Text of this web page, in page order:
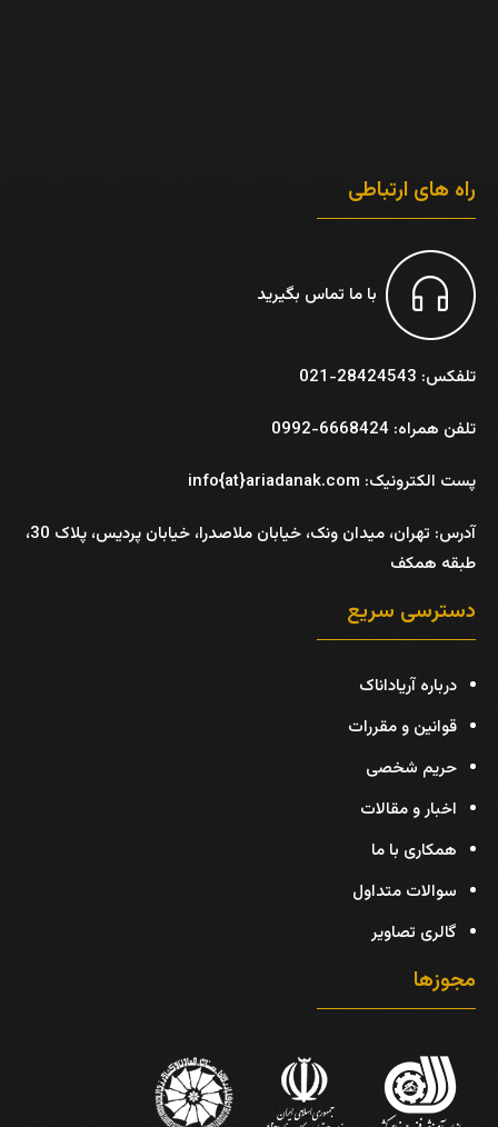
راه های ارتباطی
با ما تماس بگیرید
تلفکس: 28424543-021
تلفن همراه: 6668424-0992
پست الکترونیک: info{at}ariadanak.com
آدرس:
تهران، میدان ونک، خیابان ملاصدرا، خیابان پردیس، پلاک 30،
طبقه همکف
دسترسی سریع
درباره آریاداناک
قوانین و مقررات
حریم شخصی
اخبار و مقالات
همکاری با ما
سوالات متداول
گالری تصاویر
مجوزها